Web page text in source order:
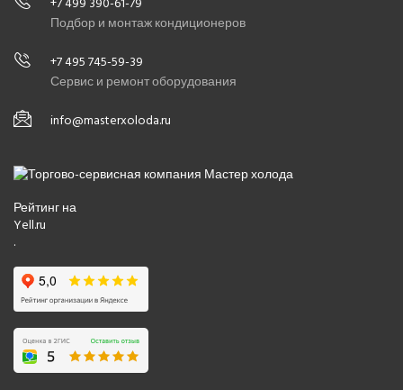
Подбор и монтаж кондиционеров
+7 495 745-59-39
Сервис и ремонт оборудования
info@masterxoloda.ru
Рейтинг на
Yell.ru
.